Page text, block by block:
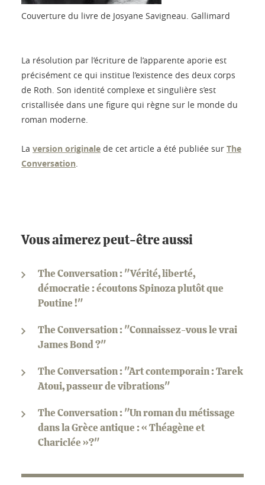
Couverture du livre de Josyane Savigneau. Gallimard
La résolution par l’écriture de l’apparente aporie est
précisément ce qui institue l’existence des deux corps
de Roth. Son identité complexe et singulière s’est
cristallisée dans une figure qui règne sur le monde du
roman moderne.
La version originale de cet article a été publiée sur The
Conversation
Vous aimerez peut-être aussi
The Conversation : "Vérité, liberté,
démocratie : écoutons Spinoza plutôt que
Poutine !"
The Conversation : "Connaissez-vous le vrai
James Bond ?"
The Conversation : "Art contemporain : Tarek
Atoui, passeur de vibrations"
The Conversation : "Un roman du métissage
dans la Grèce antique : « Théagène et
Chariclée »?"